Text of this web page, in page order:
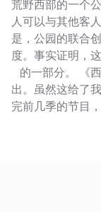
荒野西部的一个
人可以与其他客
是，公园的联合
度。事实证明，
的一部分。 《
出。虽然这给了
完前几季的节目